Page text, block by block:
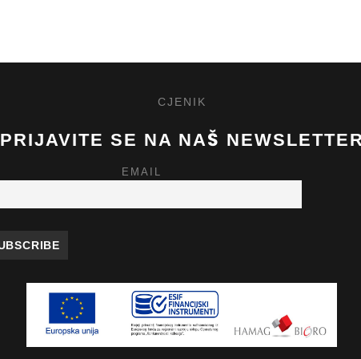
CJENIK
PRIJAVITE SE NA NAŠ
EMAIL